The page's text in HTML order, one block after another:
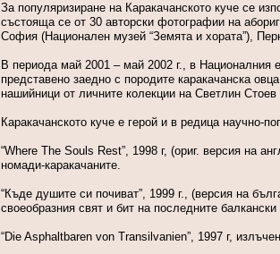
За популяризиране на Каракачанското куче се
състояща се от 30 авторски фотографии на
София (Национален музей “Земята и хората”),
В периода май 2001 – май 2002 г., в Националния
представено заедно с породите каракачанска
нашийници от личните колекции на Светлин
Каракачанското куче е герой и в редица научно-
“Where The Souls Rest”, 1998 г, (ориг. версия на
номади-каракачаните.
“Къде душите си почиват”, 1999 г., (версия на
своеобразния свят и бит на последните
“Die Asphaltbaren von Transilvanien”, 1997 г,